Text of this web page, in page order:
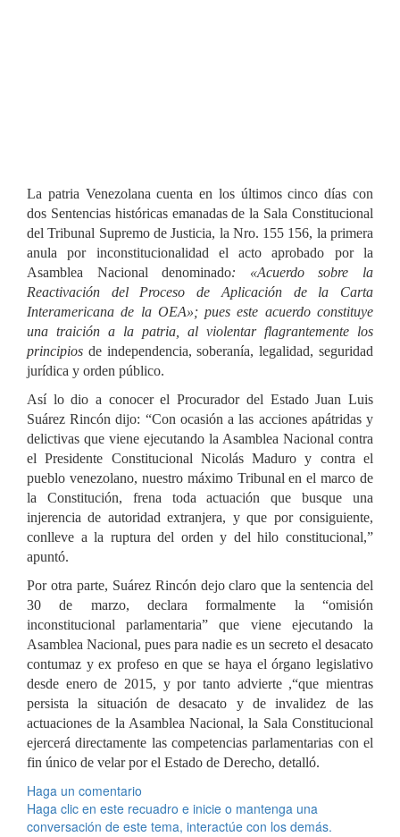
La patria Venezolana cuenta en los últimos cinco días con
dos Sentencias históricas emanadas de la Sala Constitucional
del Tribunal Supremo de Justicia, la Nro. 155 156, la primera
anula por inconstitucionalidad el acto aprobado por la
Asamblea Nacional denominado: «Acuerdo sobre la
Reactivación del Proceso de Aplicación de la Carta
Interamericana de la OEA»;pues este acuerdo constituye
una traición a la patria, al violentar flagrantemente los
principios de independencia, soberanía, legalidad, seguridad
jurídica y orden público.
Así lo dio a conocer el Procurador del Estado Juan Luis
Suárez Rincón dijo: “Con ocasión a las acciones apátridas y
delictivas que viene ejecutando la Asamblea Nacional contra
el Presidente Constitucional Nicolás Maduro y contra el
pueblo venezolano, nuestro máximo Tribunal en el marco de
la Constitución, frena toda actuación que busque una
injerencia de autoridad extranjera, y que por consiguiente,
conlleve a la ruptura del orden y del hilo constitucional,”
apuntó.
Por otra parte, Suárez Rincón dejo claro que la sentencia del
30 de marzo, declara formalmente la “omisión
inconstitucional parlamentaria” que viene ejecutando la
Asamblea Nacional, pues para nadie es un secreto el desacato
contumaz y ex profeso en que se haya el órgano legislativo
desde enero de 2015, y por tanto advierte ,“que mientras
persista la situación de desacato y de invalidez de las
actuaciones de la Asamblea Nacional, la Sala Constitucional
ejercerá directamente las competencias parlamentarias con el
fin único de velar por el Estado de Derecho, detalló.
Haga un comentario
Haga clic en este recuadro e inicie o mantenga una
conversación de este tema, interactúe con los demás.